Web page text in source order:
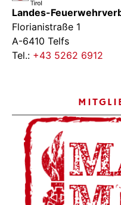
Landes-
Florianistraße 1
A-6410 Telfs
Tel.: +43 5262 6912